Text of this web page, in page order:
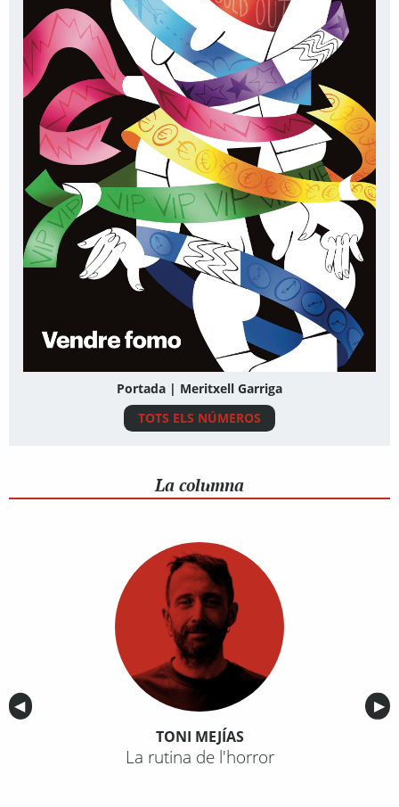
Portada | Meritxell Garriga
TOTS ELS NÚMEROS
La columna
Anterior
◀︎ ▶︎
TONI MEJÍAS
La rutina de l'horror